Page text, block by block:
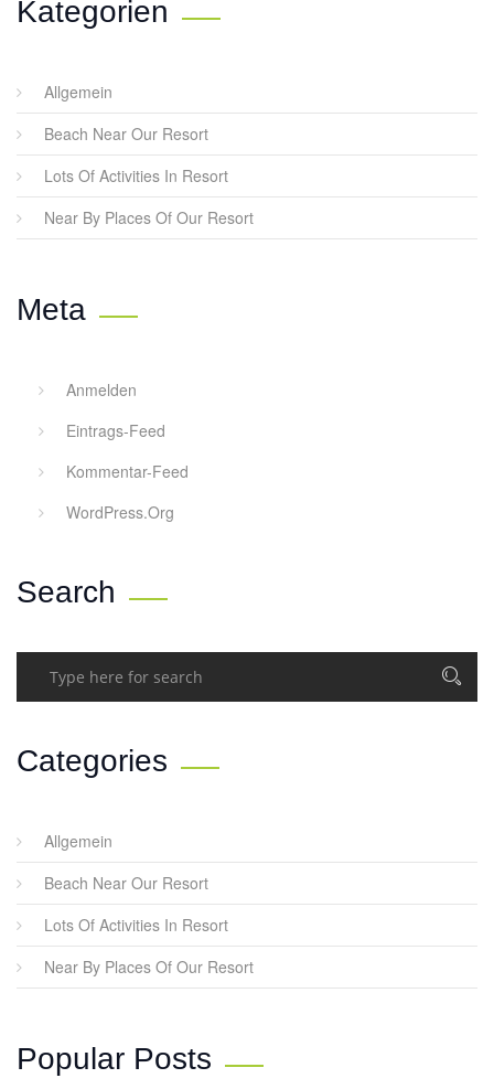
Kategorien
Allgemein
Beach Near Our Resort
Lots Of Activities In Resort
Near By Places Of Our Resort
Meta
Anmelden
Eintrags-Feed
Kommentar-Feed
WordPress.org
Search
Categories
Allgemein
Beach Near Our Resort
Lots Of Activities In Resort
Near By Places Of Our Resort
Popular Posts